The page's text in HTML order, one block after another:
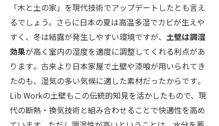
「木と土の家」を現代技術でアップデートしたとも言え
るでしょう。さらに日本の夏は高温多湿でカビが生えや
すく、冬は結露が発生しやすい環境ですが、 土壁は調湿
効果が高く室内の湿度を適度に調整してくれる利点があ
ります​。古来より日本家屋で土壁や漆喰が用いられてき
たのも、湿気の多い気候に適した素材だったからです​。
Lib Workの土壁もこの伝統的知見を活かしたもので、現
代の断熱・換気技術と組み合わせることで快適性を高め